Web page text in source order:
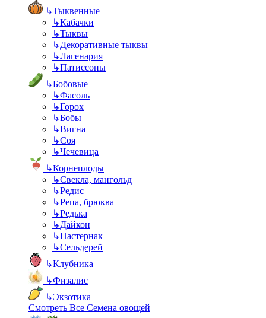
↳Тыквенные
↳Кабачки
↳Тыквы
↳Декоративные тыквы
↳Лагенария
↳Патиссоны
↳Бобовые
↳Фасоль
↳Горох
↳Бобы
↳Вигна
↳Соя
↳Чечевица
↳Корнеплоды
↳Свекла, мангольд
↳Редис
↳Репа, брюква
↳Редька
↳Дайкон
↳Пастернак
↳Сельдерей
↳Клубника
↳Физалис
↳Экзотика
Смотреть Все Семена овощей